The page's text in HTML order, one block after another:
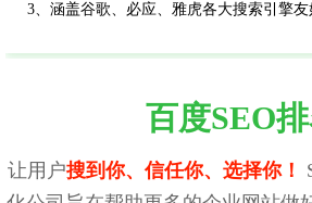
3、涵盖谷歌、必应、雅虎各大搜索引擎友
百度SEO
让用户搜到你、信任你、选择你！